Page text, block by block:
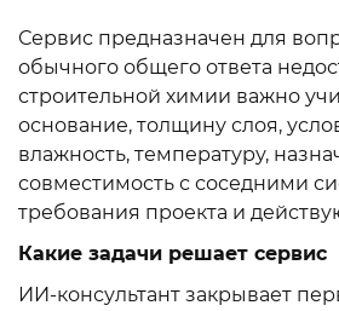
Сервис предназначен для
обычного общего ответа
строительной химии важно
основание, толщину слоя,
влажность, температуру,
совместимость с соседними
требования проекта и
Какие задачи решает сервис
ИИ-консультант закрывает